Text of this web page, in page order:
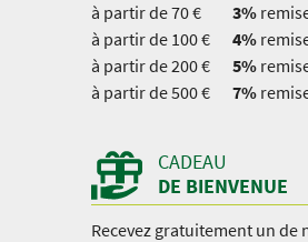
à partir de 70 €
3%
à partir de 100 €
4%
à partir de 200 €
5%
à partir de 500 €
7%
CADEAU
DE BIENVENUE
Recevez gratuitement un de